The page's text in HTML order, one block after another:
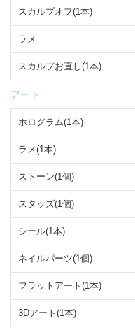
スカルプオフ(1本)
ラメ
スカルプお直し(1本)
アート
ホログラム(1本)
ラメ(1本)
ストーン(1個)
スタッズ(1個)
シール(1本)
ネイルパーツ(1個)
フラットアート(1本)
3Dアート(1本)